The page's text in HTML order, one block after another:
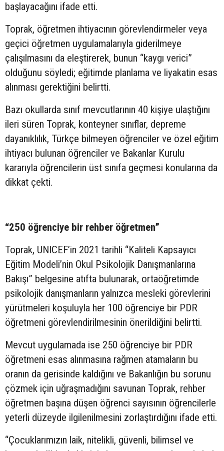
başlayacağını ifade etti.
Toprak, öğretmen ihtiyacının görevlendirmeler veya
geçici öğretmen uygulamalarıyla giderilmeye
çalışılmasını da eleştirerek, bunun “kaygı verici”
olduğunu söyledi; eğitimde planlama ve liyakatin esas
alınması gerektiğini belirtti.
Bazı okullarda sınıf mevcutlarının 40 kişiye ulaştığını
ileri süren Toprak, konteyner sınıflar, depreme
dayanıklılık, Türkçe bilmeyen öğrenciler ve özel eğitim
ihtiyacı bulunan öğrenciler ve Bakanlar Kurulu
kararıyla öğrencilerin üst sınıfa geçmesi konularına da
dikkat çekti.
“250 öğrenciye bir rehber öğretmen”
Toprak, UNICEF’in 2021 tarihli “Kaliteli Kapsayıcı
Eğitim Modeli’nin Okul Psikolojik Danışmanlarına
Bakışı” belgesine atıfta bulunarak, ortaöğretimde
psikolojik danışmanların yalnızca mesleki görevlerini
yürütmeleri koşuluyla her 100 öğrenciye bir PDR
öğretmeni görevlendirilmesinin önerildiğini belirtti.
Mevcut uygulamada ise 250 öğrenciye bir PDR
öğretmeni esas alınmasına rağmen atamaların bu
oranın da gerisinde kaldığını ve Bakanlığın bu sorunu
çözmek için uğraşmadığını savunan Toprak, rehber
öğretmen başına düşen öğrenci sayısının öğrencilerle
yeterli düzeyde ilgilenilmesini zorlaştırdığını ifade etti.
“Çocuklarımızın laik, nitelikli, güvenli, bilimsel ve